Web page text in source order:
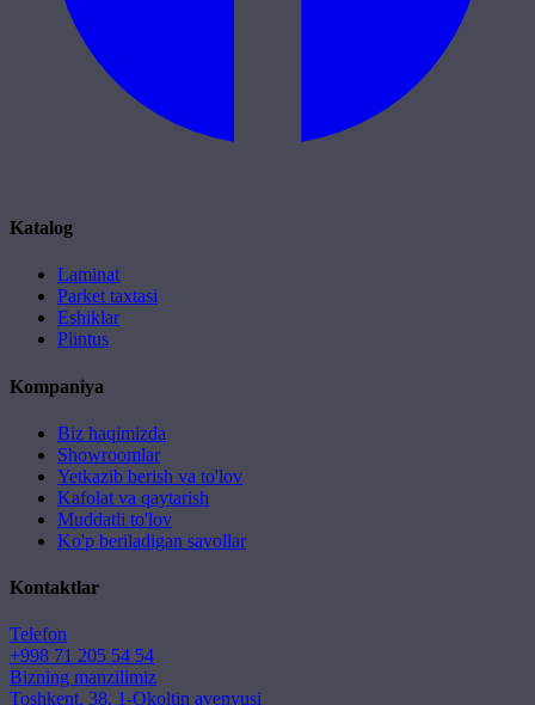
Katalog
Laminat
Parket taxtasi
Eshiklar
Plintus
Kompaniya
Biz haqimizda
Showroomlar
Yetkazib berish va to'lov
Kafolat va qaytarish
Muddatli to'lov
Ko'p beriladigan savollar
Kontaktlar
Telefon
+998 71 205 54 54
Bizning manzilimiz
Toshkent, 38, 1-Okoltin avenyusi